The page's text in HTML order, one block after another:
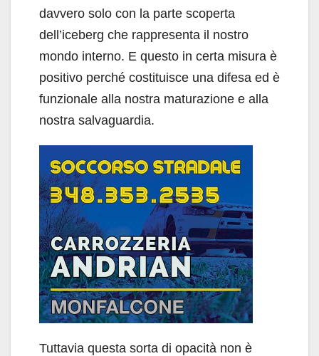
davvero solo con la parte scoperta
dell’iceberg che rappresenta il nostro
mondo interno. E questo in certa misura è
positivo perché costituisce una difesa ed è
funzionale alla nostra maturazione e alla
nostra salvaguardia.
Tuttavia questa sorta di opacità non è